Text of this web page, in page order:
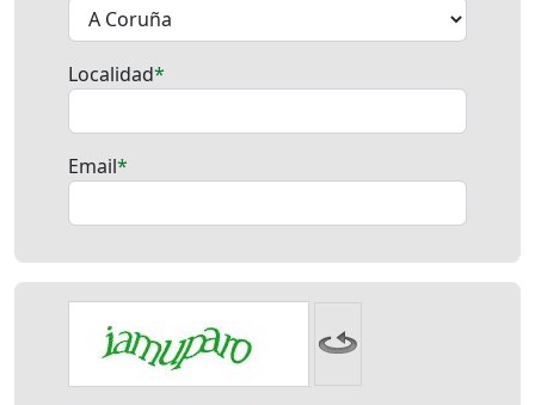
Localidad
Email